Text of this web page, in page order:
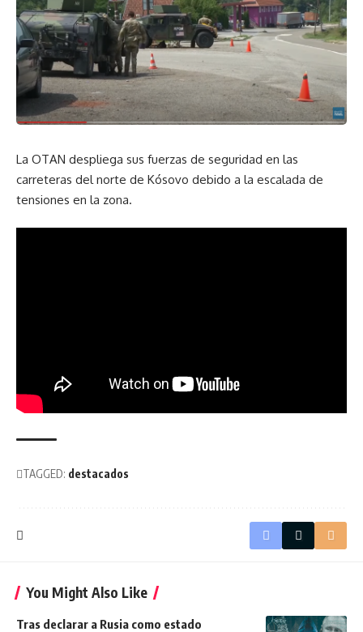
La OTAN despliega sus fuerzas de seguridad en las
carreteras del norte de Kósovo debido a la escalada de
tensiones en la zona.
TAGGED: destacados
You Might Also Like
Tras declarar a Rusia como estado